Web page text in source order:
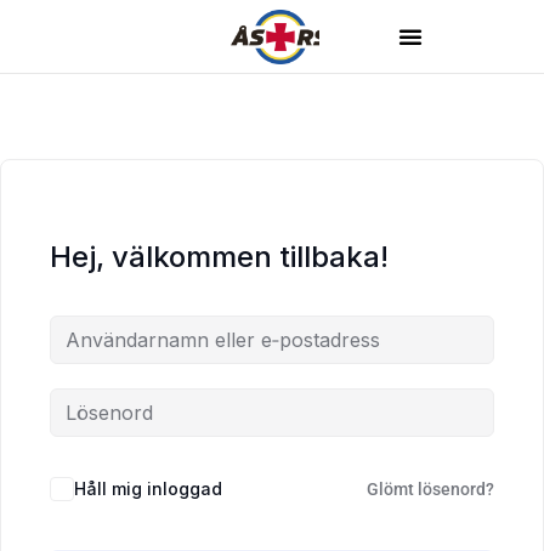
Hej, välkommen tillbaka!
Håll mig inloggad Glömt lösenord?